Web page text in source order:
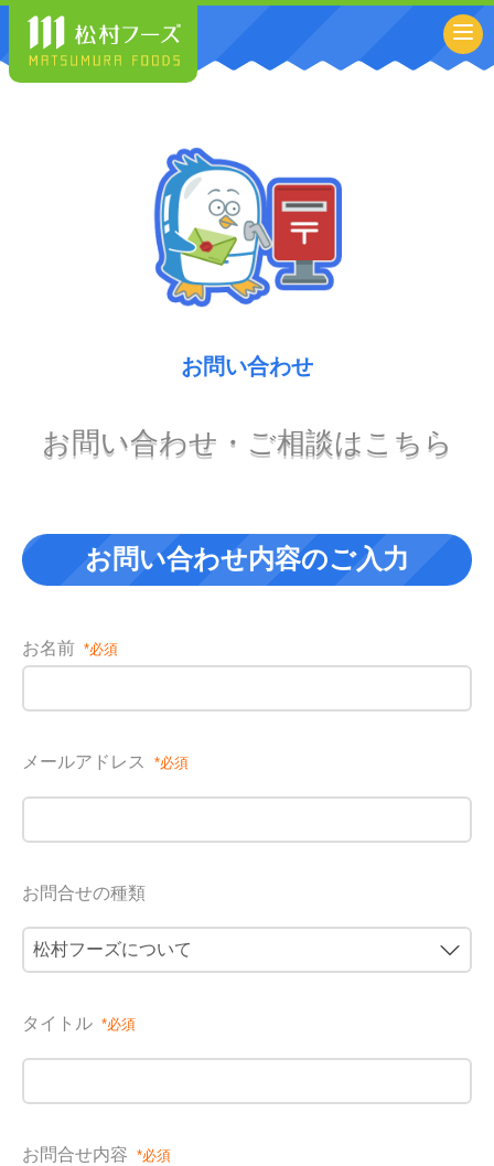
お問い合わせ
お問い合わせ・ご相談はこちら
お問い合わせ内容のご入力
お名前
メールアドレス
お問合せの種類
タイトル
お問合せ内容